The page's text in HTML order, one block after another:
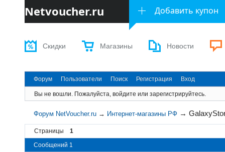
Netvoucher.ru Добавить купон
Скидки Магазины Новости
Форум Пользователи Поиск Регистрация Вход
Вы не вошли. Пожалуйста, войдите или зарегистрируйтесь.
Форум NetVoucher.ru → Интернет-магазины РФ →
Страницы
1
Сообщений 1